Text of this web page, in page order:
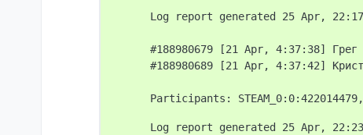
Log report generated 25 Apr,
#188980679 [21 Apr, 4:37:38] Грег
#188980689 [21 Apr, 4:37:42]
Log report generated 25 Apr,